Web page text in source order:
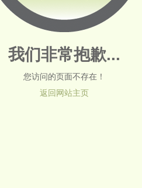
我们非常抱歉...
您访问的页面不存在！
返回网站主页